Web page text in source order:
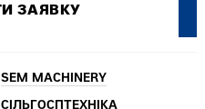
SEM MACHINERY